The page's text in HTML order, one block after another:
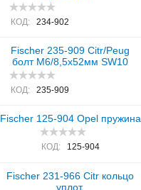
КОД: 234-902
Fischer 235-909 Citr/Peug
болт M6/8,5x52мм SW10
КОД: 235-909
Fischer 125-904 Opel пружина
КОД: 125-904
Fischer 231-966 Citr кольцо
уплот.